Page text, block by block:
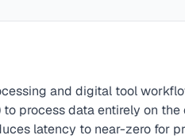
and digital tool
to process data entirely on
latency to near-zero for